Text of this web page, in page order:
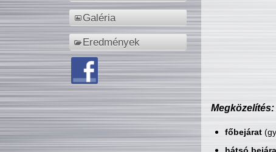
Galéria
Eredmények
Megközelítés:
főbejárat